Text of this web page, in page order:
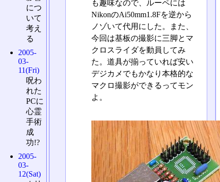
も趣味なので、ルーペには
NikonのAi50mm1.8Fを逆から
ノゾいて代用にした。また、
今回は基板の撮影に三脚とマ
クロスライダを動員してみ
た。道具が揃っていれば安い
デジカメでもかなり本格的な
マクロ撮影ができるってモン
よ。
につ
いて
考え
る
2005-
03-
11(Fri)
呪わ
れた
PCに
心霊
手術
成
功!?
2005-
03-
12(Sat)